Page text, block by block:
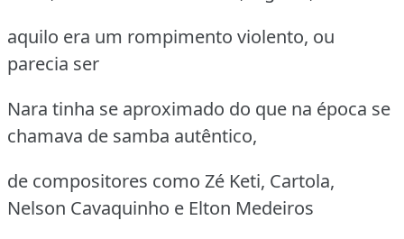
aquilo era um rompimento violento, ou
parecia ser
Nara tinha se aproximado do que na época se
chamava de samba autêntico,
de compositores como Zé Keti, Cartola,
Nelson Cavaquinho e Elton Medeiros